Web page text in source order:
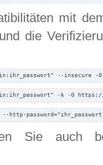
mit
die
--insecure -
-k -O https://
http-
Sie auch